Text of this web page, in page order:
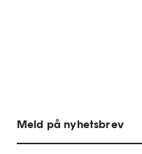
Meld på nyhetsbrev